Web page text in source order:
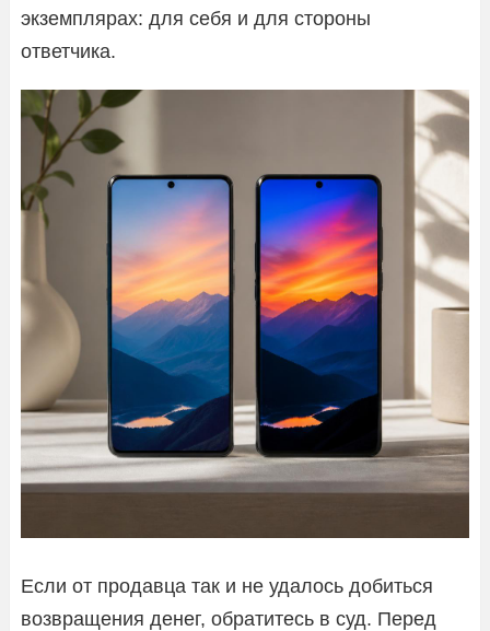
экземплярах: для себя и для стороны
ответчика.
Если от продавца так и не удалось добиться
возвращения денег, обратитесь в суд. Перед